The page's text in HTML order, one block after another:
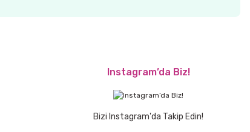
Instagram’da Biz!
Bizi Instagram'da Takip Edin!